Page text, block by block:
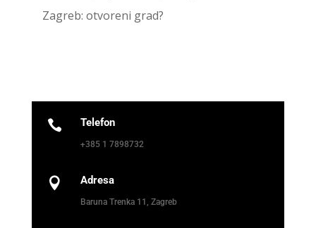
Zagreb: otvoreni grad?
 Telefon
+385 1 7898732
 Adresa
Baruna Trenka 11, Zagreb